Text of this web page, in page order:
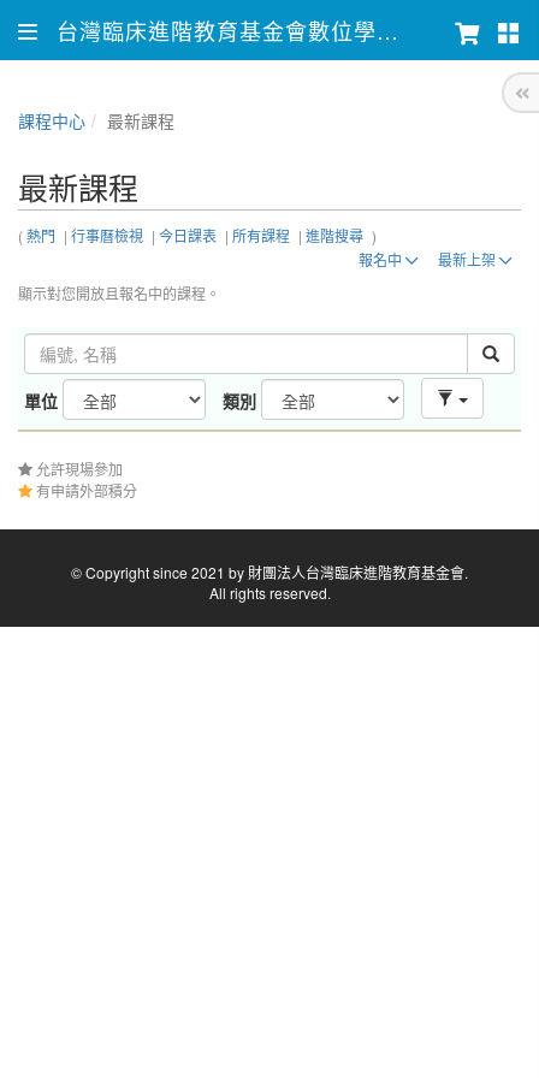
台灣臨床進階教育基金會數位學習平台
課程中心 最新課程
最新課程
(熱門 | 行事曆檢視 | 今日課表 | 所有課程 | 進階搜尋 )
報名中
最新上架
顯示對您開放且報名中的課程。
單位 類別
允許現場參加
有申請外部積分
© Copyright since 2021 by 財團法人台灣臨床進階教育基金會.
All rights reserved.